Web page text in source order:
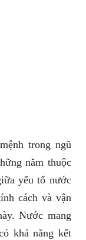
trong ngũ
năm thuộc
yếu tố nước
cách và vận
Nước mang
khả năng kết